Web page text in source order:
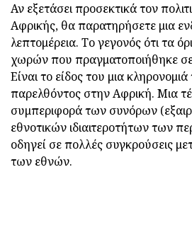
Αν εξετάσει προσεκτικά τον
Αφρικής, θα παρατηρήσετε μια
λεπτομέρεια. Το γεγονός ότι τα
χωρών που πραγματοποιήθηκε σε
Είναι το είδος του μια
παρελθόντος στην Αφρική. Μια
συμπεριφορά των συνόρων
εθνοτικών ιδιαιτεροτήτων των
οδηγεί σε πολλές συγκρούσεις
των εθνών.